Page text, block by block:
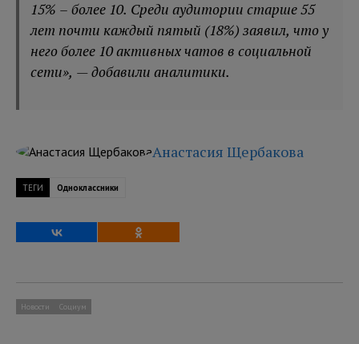
15% – более 10. Среди аудитории старше 55
лет почти каждый пятый (18%) заявил, что у
него более 10 активных чатов в социальной
сети», — добавили аналитики.
Анастасия Щербакова
ТЕГИ Одноклассники
Новости Социум